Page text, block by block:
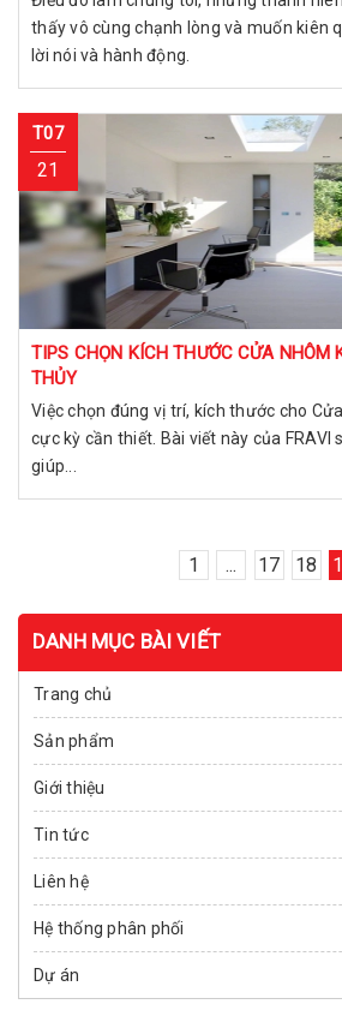
thấy vô cùng chạnh lòng và muốn kiên
lời nói và hành động.
T07
21
TIPS CHỌN KÍCH THƯỚC CỬA NHÔM
THỦY
Việc chọn đúng vị trí, kích thước cho
cực kỳ cần thiết. Bài viết này của FRAVI
giúp...
1 ... 17 18
DANH MỤC BÀI VIẾT
Trang chủ
Sản phẩm
Giới thiệu
Tin tức
Liên hệ
Hệ thống phân phối
Dự án